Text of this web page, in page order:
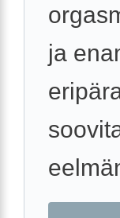
ja